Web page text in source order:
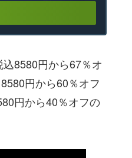
8580円から67％オ
円から60％オフ
円から40％オフの